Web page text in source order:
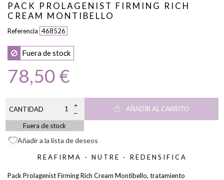
PACK PROLAGENIST FIRMING RICH
CREAM MONTIBELLO
Referencia 468526
Fuera de stock
78,50 €
CANTIDAD AÑADIR AL CARRITO
Fuera de stock
Añadir a la lista de deseos
REAFIRMA - NUTRE - REDENSIFICA
Pack Prolagenist Firming Rich Cream Montibello, tratamiento